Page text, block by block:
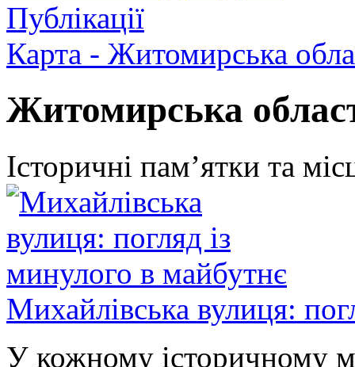
Публікації
Карта - Житомирська
Житомирська
Історичні пам’ятки та
Михайлівська вулиця:
У кожному історичному